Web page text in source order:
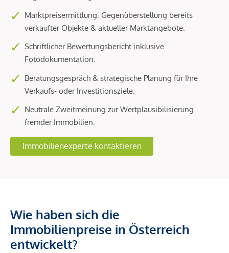
Marktpreisermittlung: Gegenüberstellung bereits
verkaufter Objekte & aktueller Marktangebote.
Schriftlicher Bewertungsbericht inklusive
Fotodokumentation.
Beratungsgespräch & strategische Planung für Ihre
Verkaufs- oder Investitionsziele.
Neutrale Zweitmeinung zur Wertplausibilisierung
fremder Immobilien.
Immobilienexperte kontaktieren
Wie haben sich die
Immobilienpreise in Österreich
entwickelt?